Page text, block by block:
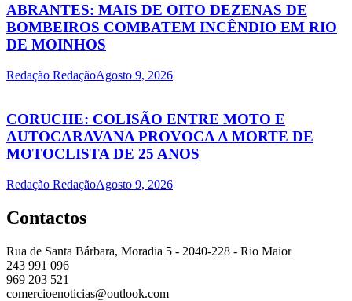
ABRANTES: MAIS DE OITO DEZENAS DE
BOMBEIROS COMBATEM INCÊNDIO EM RIO
DE MOINHOS
Redação RedaçãoAgosto 9, 2026
CORUCHE: COLISÃO ENTRE MOTO E
AUTOCARAVANA PROVOCA A MORTE DE
MOTOCLISTA DE 25 ANOS
Redação RedaçãoAgosto 9, 2026
Contactos
Rua de Santa Bárbara, Moradia 5 - 2040-228 - Rio Maior
243 991 096
969 203 521
comercioenoticias@outlook.com